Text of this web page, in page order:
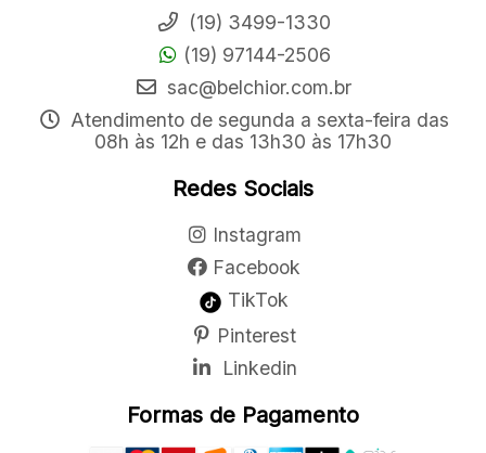
(19) 3499-1330
(19) 97144-2506
sac@belchior.com.br
Atendimento de segunda a sexta-feira das
08h às 12h e das 13h30 às 17h30
Redes Sociais
Instagram
Facebook
TikTok
Pinterest
Linkedin
Formas de Pagamento